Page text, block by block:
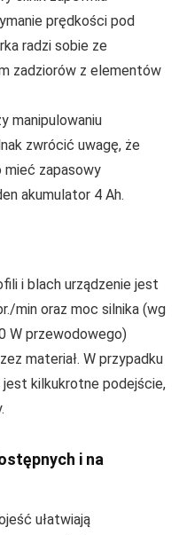
prędkości pod
radzi sobie ze
zadziorów z elementów
manipulowaniu
zwrócić uwagę, że
mieć zapasowy
akumulator 4 Ah.
i blach urządzenie jest
min oraz moc silnika (wg
W przewodowego)
materiał. W przypadku
kilkukrotne podejście,
i na
ułatwiają